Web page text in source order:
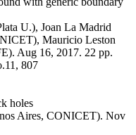
U.), Joan La Madrid
Mauricio Leston
Aug 16, 2017. 22 pp.
807
holes
Aires, CONICET). Nov